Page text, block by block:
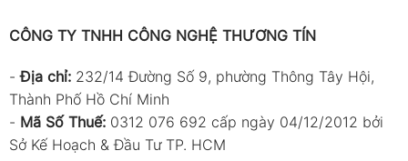
200 mV
2000 mV 1 mV
CÔNG TY TNHH CÔNG NGHỆ THƯƠNG TÍN
-Địa chỉ: 232/14 Đường Số 9, phường Thông Tây Hội,
Thành Phố Hồ Chí Minh
- Mã Số Thuế: 0312 076 692 cấp ngày 04/12/2012 bởi
Sở Kế Hoạch & Đầu Tư TP. HCM